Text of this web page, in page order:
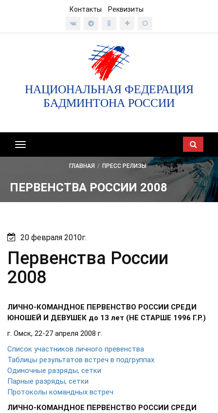
Контакты Реквизиты
НАЦИОНАЛЬНАЯ ФЕДЕРАЦИЯ
БАДМИНТОНА РОССИИ
Показать/
скрыть
ГЛАВНАЯ / ПРЕСС РЕЛИЗЫ
ПЕРВЕНСТВА РОССИИ 2008
20 февраля 2010г.
Первенства России
2008
ЛИЧНО-КОМАНДНОЕ ПЕРВЕНСТВО РОССИИ СРЕДИ
ЮНОШЕЙ И ДЕВУШЕК до 13 лет (НЕ СТАРШЕ 1996 Г.Р.)
г. Омск, 22-27 апреля 2008 г.
Список участников личного превенства
Таблицы результатов встреч в подгруппах
Одиночные разряды, сетки
Парные разряды, сетки
Протоколы командных встреч
ЛИЧНО-КОМАНДНОЕ ПЕРВЕНСТВО РОССИИ СРЕДИ